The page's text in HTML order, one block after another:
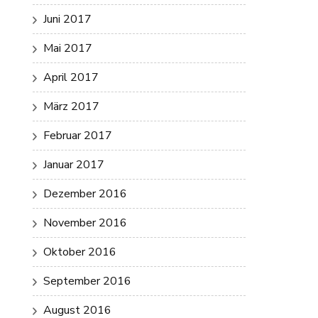
Juni 2017
Mai 2017
April 2017
März 2017
Februar 2017
Januar 2017
Dezember 2016
November 2016
Oktober 2016
September 2016
August 2016